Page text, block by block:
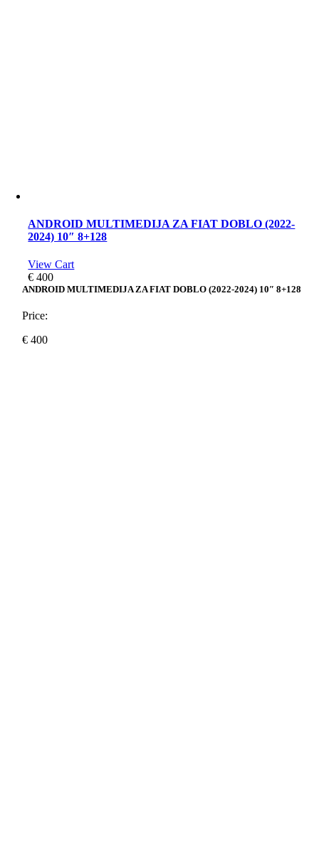
ANDROID MULTIMEDIJA ZA FIAT DOBLO (2022-
2024) 10″ 8+128
View Cart
€ 400
ANDROID MULTIMEDIJA ZA FIAT DOBLO (2022-2024) 10″ 8+128
Price:
€ 400